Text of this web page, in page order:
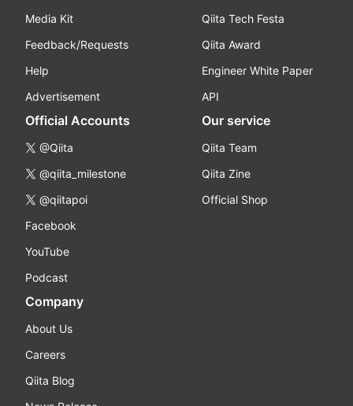
Media Kit
Feedback/Requests
Help
Advertisement
Qiita Tech Festa
Qiita Award
Engineer White Paper
API
Official Accounts
@Qiita
@qiita_milestone
@qiitapoi
Facebook
YouTube
Podcast
Our service
Qiita Team
Qiita Zine
Official Shop
Company
About Us
Careers
Qiita Blog